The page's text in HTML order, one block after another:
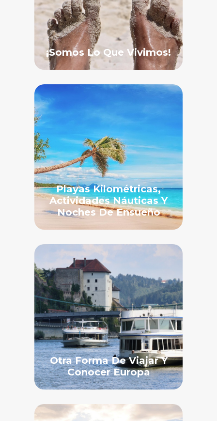
¡Somos Lo Que Vivimos!
Playas Kilométricas,
Actividades Náuticas Y
Noches De Ensueño
Otra Forma De Viajar Y
Conocer Europa